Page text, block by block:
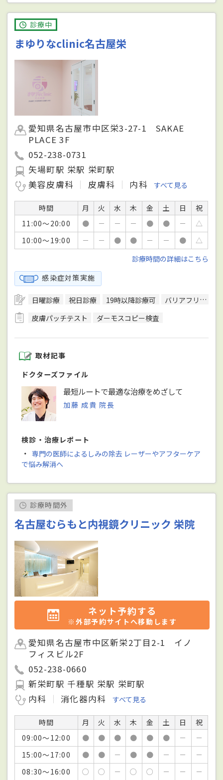
診療中
まゆりなclinic名古屋栄
愛知県名古屋市中区栄3-27-1 SAKAE
PLACE 3F
052-238-0731
矢場町駅 栄駅 栄町駅
美容皮膚科
皮膚科 内科 すべて見る
時間 月 火 水 木 金 土 日
祝
11:00～20:00
● － － － ● ● －
△
10:00～19:00
－ － ● ● － － ●
△
診療時間の詳細はこちら
感染症対策実施
日曜診療 祝日診療 19時以降診療可
バリアフリー対応
皮膚パッチテスト
ダーモスコピー検査
取材記事
ドクターズファイル
最短ルートで最適な治療をめざして
加藤 成貴 院長
検診・治療レポート
・ 専門の医師によるしみの除去 レーザーやアフターケア
で悩み解消へ
診療時間外
名古屋むらもと内視鏡クリニック 栄院
ネット予約する
※外部予約サイトへ移動します
愛知県名古屋市中区新栄2丁目2-1 イノ
フィスビル2F
052-238-0660
新栄町駅 千種駅 栄駅 栄町駅
内科
消化器内科 すべて見る
時間 月 火 水 木 金 土 日
祝
09:00～12:00
● ● ● ● ● ● －
－
15:00～17:00
● ● － ● ● － －
－
08:30～16:00
○ ○ － ○ ○ － － －